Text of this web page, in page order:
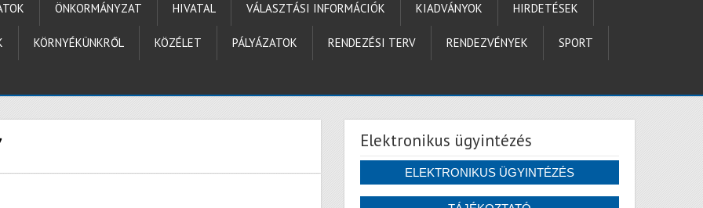
ÖNKORMÁNYZAT HIVATAL VÁLASZTÁSI INFORMÁCIÓK KIADVÁNYOK HIRDETÉSEK
KÖRNYÉKÜNKRŐL KÖZÉLET PÁLYÁZATOK RENDEZÉSI TERV RENDEZVÉNYEK SPORT
Elektronikus ügyintézés